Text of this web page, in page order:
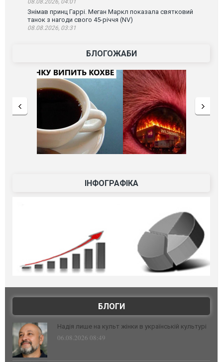
08.08.2026, 04:01
Знімав принц Гаррі. Меган Маркл показала святковий
танок з нагоди свого 45-річчя (NV)
08.08.2026, 03:31
БЛОГОЖАБИ
ІНФОГРАФІКА
БЛОГИ
Надія лише на культ жінки в українській культурі
06.08.2026 08:49